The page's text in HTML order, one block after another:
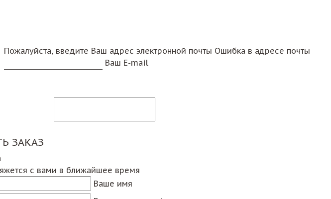
Пожалуйста, введите Ваш адрес электронной почты Ошибка в адресе почты
Ваш E-mail
ЗАКАЗ
с вами в ближайшее время
Ваше имя